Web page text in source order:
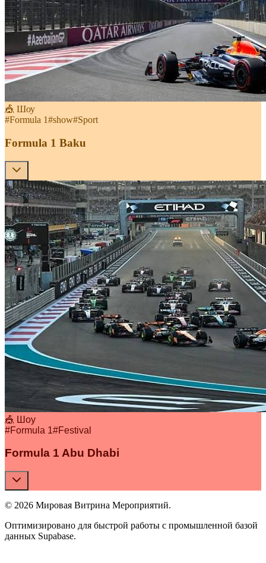
🎪 Шоу
#Formula 1#show#Sport
Formula 1 Baku
🎪 Шоу
#Formula 1#Festival
Formula 1 Abu Dhabi
© 2026 Мировая Витрина Мероприятий.
Оптимизировано для быстрой работы с промышленной базой
данных Supabase.